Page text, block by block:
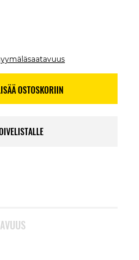
OSTOSKORIIN